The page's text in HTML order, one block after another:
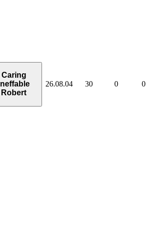
Caring
Ineffable
Robert
26.08.04 30 0 0